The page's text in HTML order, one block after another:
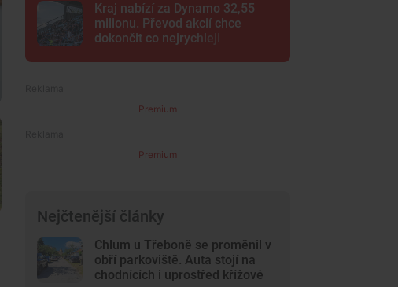
Kraj nabízí za Dynamo 32,55
milionu. Převod akcií chce
dokončit co nejrychleji
Premium
Premium
Nejčtenější články
Chlum u Třeboně se proměnil v
obří parkoviště. Auta stojí na
chodnících i uprostřed křížové